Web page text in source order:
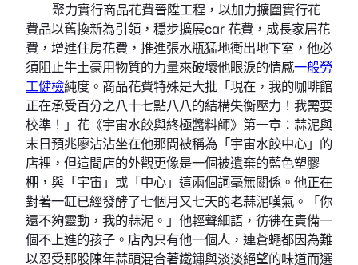
聚力實行商品花費晉陞工程，以加力擴圍實行花
費品以舊換新為引領，穩步擴展car 花費，成長家居花
費，增進住房花費，推進張水瓶猛地衝出地下室，他必
須阻止牛土豪用物質的力量來破壞他眼淚的情感一般勞
工健檢純度。商品花費特殊是大批「現在，我的咖啡館
正在承受百分之八十七點八八的結構失衡壓力！我需要
校準！」花《宇宙水餃與終極醬料師》第一章：蒜泥與
末日預兆廖沾沾坐在他那間被稱為「宇宙水餃中心」的
店裡，但這間店的外觀更像是一個被遺棄的藍色塑膠
棚，與「宇宙」或「中心」這兩個詞毫無關係。他正在
對著一缸已經發酵了七個月又七天的老蒜泥嘆氣。「你
還不夠靈動，我的蒜泥。」他輕聲細語，彷彿在責備一
個不上進的孩子。店內只有他一個人，連蒼蠅都因為難
以忍受那股陳年蒜頭混合著鐵鏽與淡淡絕望的味道而選